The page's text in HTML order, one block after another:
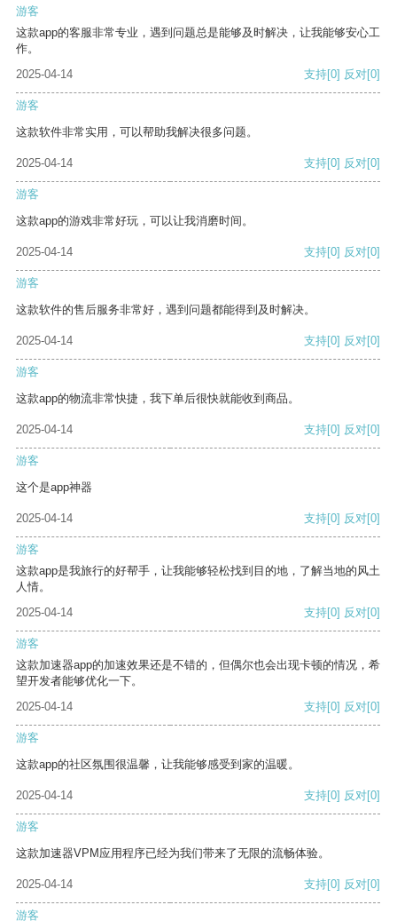
游客
这款app的客服非常专业，遇到问题总是能够及时解决，让我能够安心工
作。
2025-04-14
支持[0] 反对[0]
游客
这款软件非常实用，可以帮助我解决很多问题。
2025-04-14 支持[0] 反对[0]
游客
这款app的游戏非常好玩，可以让我消磨时间。
2025-04-14 支持[0] 反对[0]
游客
这款软件的售后服务非常好，遇到问题都能得到及时解决。
2025-04-14 支持[0] 反对[0]
游客
这款app的物流非常快捷，我下单后很快就能收到商品。
2025-04-14 支持[0] 反对[0]
游客
这个是app神器
2025-04-14 支持[0] 反对[0]
游客
这款app是我旅行的好帮手，让我能够轻松找到目的地，了解当地的风土
人情。
2025-04-14
支持[0] 反对[0]
游客
这款加速器app的加速效果还是不错的，但偶尔也会出现卡顿的情况，希
望开发者能够优化一下。
2025-04-14
支持[0] 反对[0]
游客
这款app的社区氛围很温馨，让我能够感受到家的温暖。
2025-04-14 支持[0] 反对[0]
游客
这款加速器VPM应用程序已经为我们带来了无限的流畅体验。
2025-04-14 支持[0] 反对[0]
游客